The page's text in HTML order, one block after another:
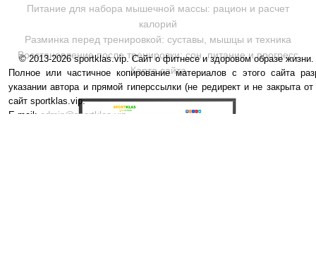
Питание для набора мышечной массы: рацион и расчет
калорий
Разминка перед тренировкой: суставы, мышцы и техника
Восстановление после тренировки: сон, питание и прогресс
Карта сайта
© 2013-2026 sportklas.vip. Сайт о фитнесе и здоровом образе
Полное или частичное копирование материалов с этого сайта
указании автора и прямой гиперссылки (не редирект и не закрыта
сайт sportklas.vip.
E-mail: admin@sportklas.vip